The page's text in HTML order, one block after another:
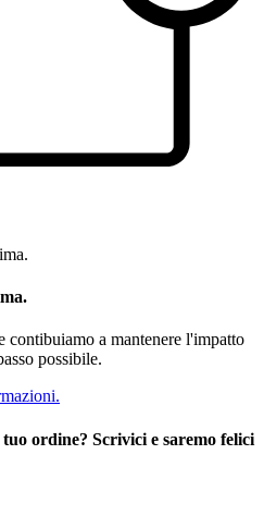
contibuiamo a mantenere l'impatto
possibile.
ordine? Scrivici e saremo felici